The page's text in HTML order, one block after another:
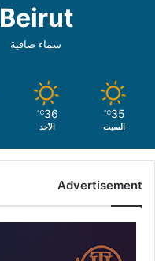
Beirut
سماء صافية
35
℃
السبت
36
℃
الأحد
Advertisement